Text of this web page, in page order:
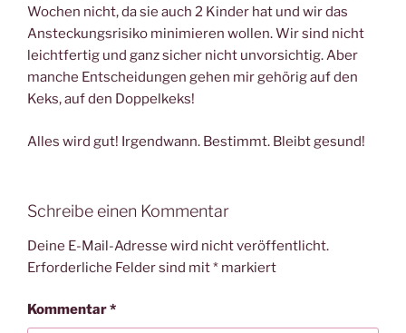
Wochen nicht, da sie auch 2 Kinder hat und wir das
Ansteckungsrisiko minimieren wollen. Wir sind nicht
leichtfertig und ganz sicher nicht unvorsichtig. Aber
manche Entscheidungen gehen mir gehörig auf den
Keks, auf den Doppelkeks!
Alles wird gut! Irgendwann. Bestimmt. Bleibt gesund!
Schreibe einen Kommentar
Deine E-Mail-Adresse wird nicht veröffentlicht.
Erforderliche Felder sind mit* markiert
Kommentar*